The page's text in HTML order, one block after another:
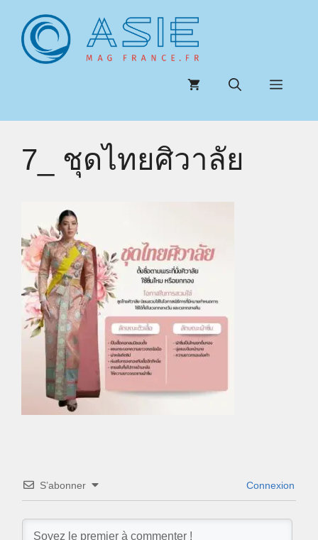
contenu
Menu
7_ ชุดไทยศิวาลัย
S’abonner Connexion